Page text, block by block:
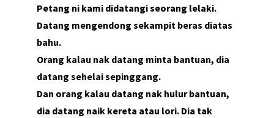
Petang ni kami didatangi seorang lelaki.
Datang mengendong sekampit beras diatas
bahu.
Orang kalau nak datang minta bantuan, dia
datang sehelai sepinggang.
Dan orang kalau datang nak hulur bantuan,
dia datang naik kereta atau lori. Dia tak